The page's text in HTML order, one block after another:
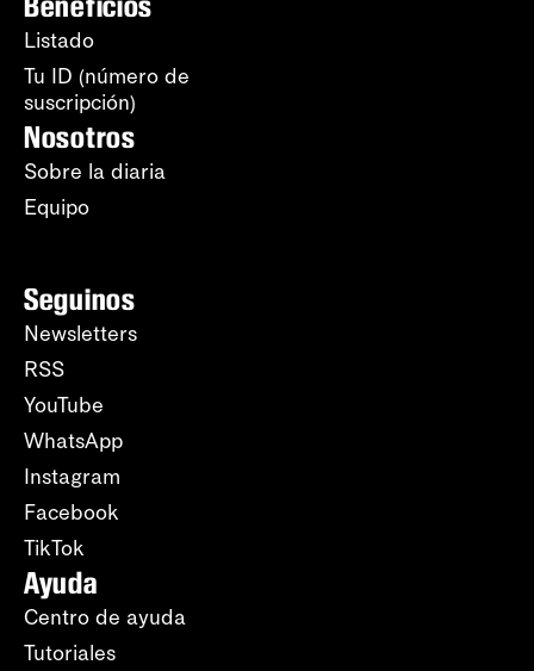
Listado
Tu ID (número de
suscripción)
Nosotros
Sobre la diaria
Equipo
Seguinos
Newsletters
RSS
YouTube
WhatsApp
Instagram
Facebook
TikTok
Ayuda
Centro de ayuda
Tutoriales